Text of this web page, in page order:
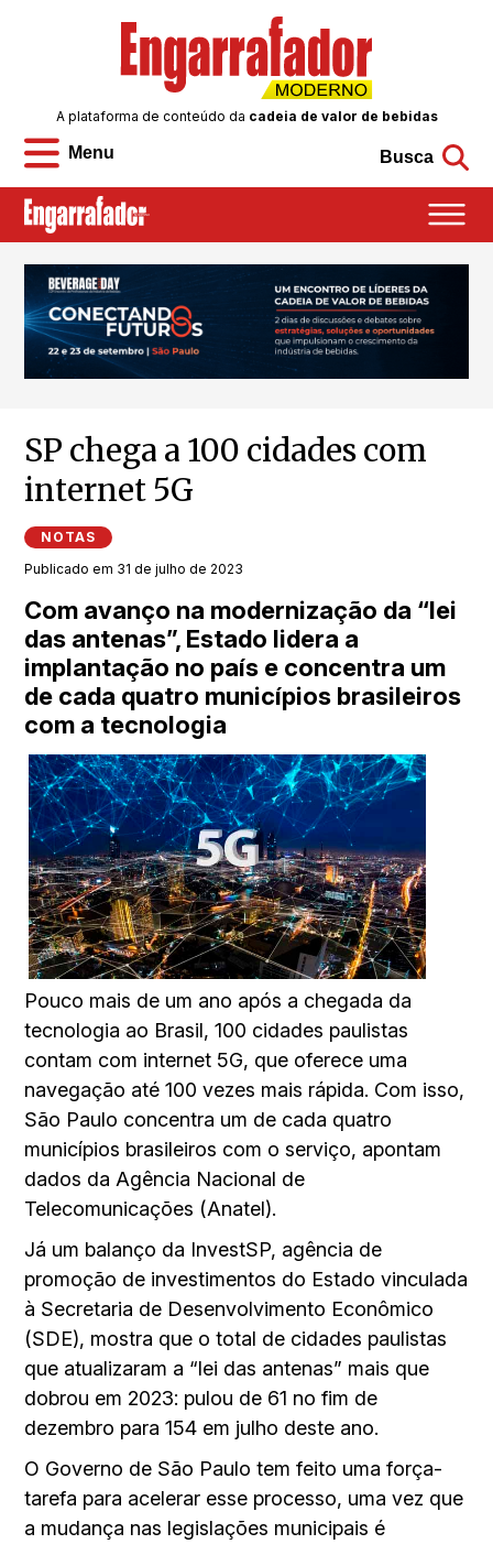
Menu
A plataforma de conteúdo da cadeia de valor de bebidas
Busca
SP chega a 100 cidades com
internet 5G
NOTAS
Publicado em 31 de julho de 2023
Com avanço na modernização da “lei
das antenas”, Estado lidera a
implantação no país e concentra um
de cada quatro municípios brasileiros
com a tecnologia
Pouco mais de um ano após a chegada da
tecnologia ao Brasil, 100 cidades paulistas
contam com internet 5G, que oferece uma
navegação até 100 vezes mais rápida. Com isso,
São Paulo concentra um de cada quatro
municípios brasileiros com o serviço, apontam
dados da Agência Nacional de
Telecomunicações (Anatel).
Já um balanço da InvestSP, agência de
promoção de investimentos do Estado vinculada
à Secretaria de Desenvolvimento Econômico
(SDE), mostra que o total de cidades paulistas
que atualizaram a “lei das antenas” mais que
dobrou em 2023: pulou de 61 no fim de
dezembro para 154 em julho deste ano.
O Governo de São Paulo tem feito uma força-
tarefa para acelerar esse processo, uma vez que
a mudança nas legislações municipais é